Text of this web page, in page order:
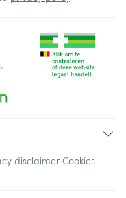
disclaimer Cookies